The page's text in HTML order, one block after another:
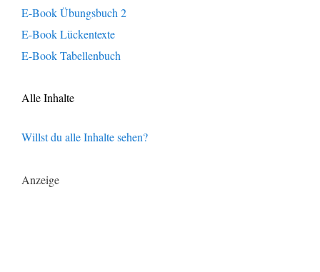
E-Book Übungsbuch 2
E-Book Lückentexte
E-Book Tabellenbuch
Alle Inhalte
Willst du alle Inhalte sehen?
Anzeige